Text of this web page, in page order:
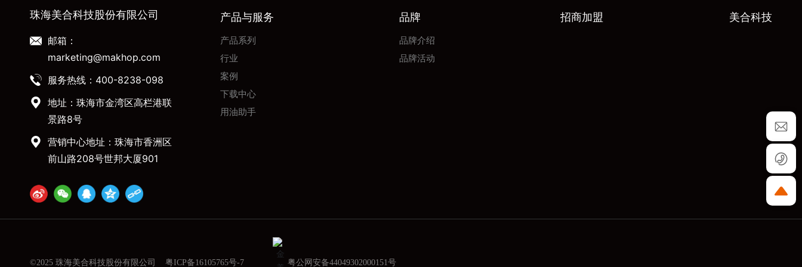
珠海美合科技股份有限公司
邮箱：
marketing@makhop.com
服务热线：400-8238-098
地址：珠海市金湾区高栏港联
景路8号
营销中心地址：珠海市香洲区
前山路208号世邦大厦901
产品与服务
产品系列
行业
案例
下载中心
用油助手
品牌
品牌介绍
品牌活动
招商加盟 美合科技
©2025 珠海美合科技股份有限公司 粤ICP备16105765号-7 粤公网安备44049302000151号